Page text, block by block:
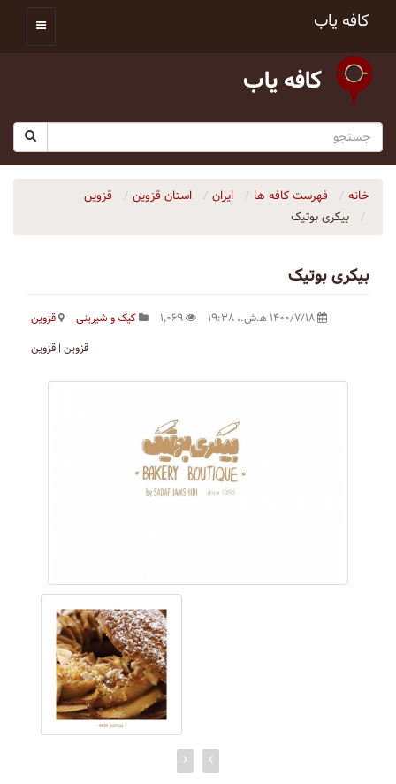
کافه یاب
کافه یاب
خانه فهرست کافه ها ایران استان قزوین
قزوین
بیکری بوتیک
بیکری بوتیک
کیک و شیرینی
قزوین
قزوین | قزوین